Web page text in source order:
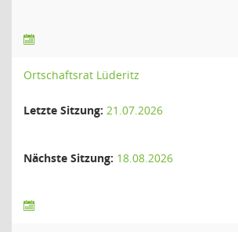
Ortschaftsrat Lüderitz
Letzte Sitzung: 21.07.2026
Nächste Sitzung: 18.08.2026